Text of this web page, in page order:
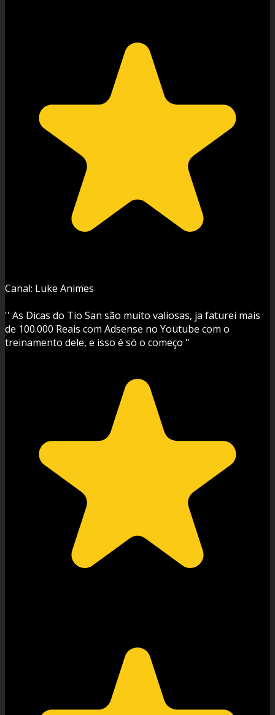
Canal: Luke Animes
'' As Dicas do Tio San são muito valiosas, ja faturei mais
de 100.000 Reais com Adsense no Youtube com o
treinamento dele, e isso é só o começo ''